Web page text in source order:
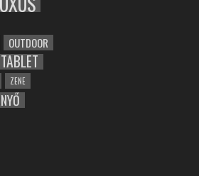
OUTDOOR
TABLET
ZENE